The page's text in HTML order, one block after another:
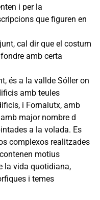
i per la
que figuren en
cal dir que el costum
amb certa
és a la vallde Sóller on
amb teules
i Fornalutx, amb
major nombre d
a la volada. Es
complexos realitzades
motius
la vida quotidiana,
i temes